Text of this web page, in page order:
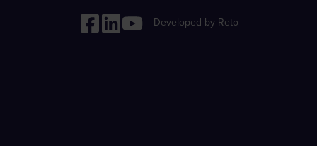
Developed by Reto